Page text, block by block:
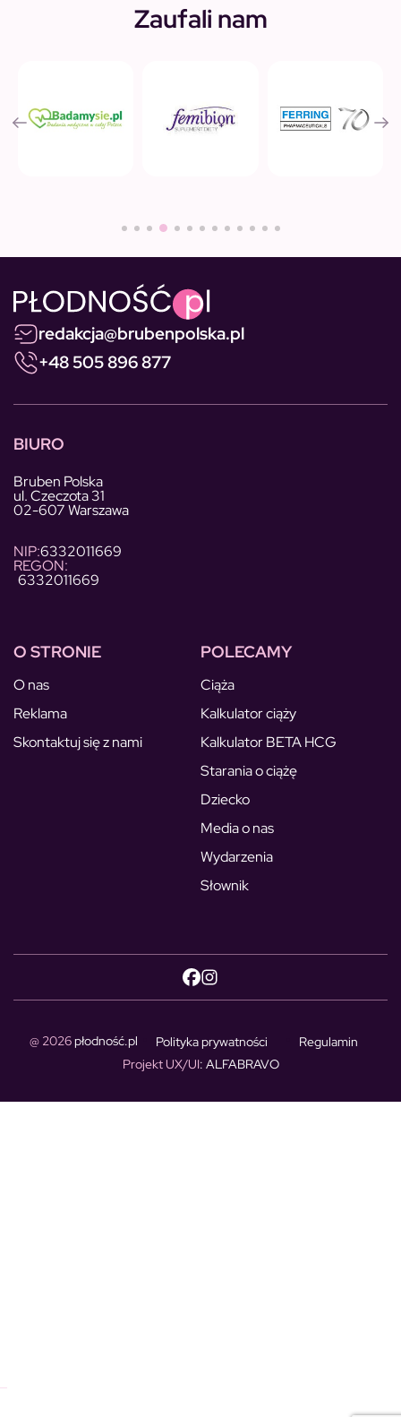
Zaufali nam
redakcja@brubenpolska.pl
+48 505 896 877
BIURO
Bruben Polska
ul. Czeczota 31
02-607 Warszawa
NIP:6332011669
REGON:
6332011669
O STRONIE
O nas
Reklama
Skontaktuj się z nami
POLECAMY
Ciąża
Kalkulator ciąży
Kalkulator BETA HCG
Starania o ciążę
Dziecko
Media o nas
Wydarzenia
Słownik
@ 2026płodność.pl Polityka prywatności
Regulamin
Projekt UX/UI: ALFABRAVO